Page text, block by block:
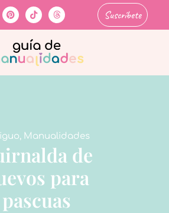
Suscríbete
, Manualidades
de
para
pascuas